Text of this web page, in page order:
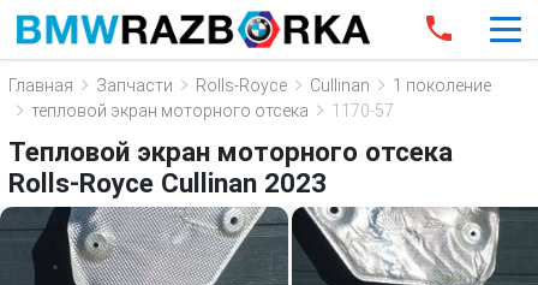
Главная Запчасти Rolls-Royce Cullinan
1 поколение
тепловой экран моторного отсека
1170-57
Тепловой экран моторного отсека
Rolls-Royce Cullinan 2023